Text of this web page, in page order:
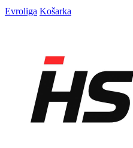
Evroliga Košarka